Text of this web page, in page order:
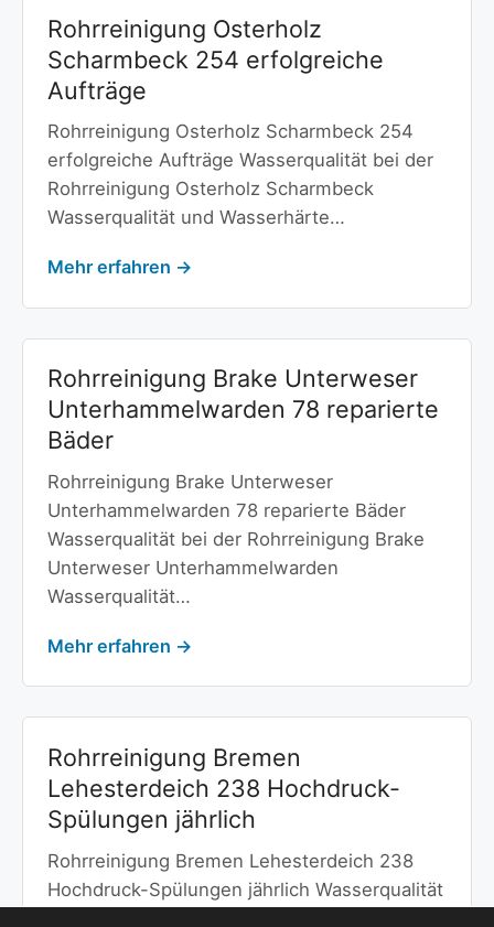
Rohrreinigung Osterholz
Scharmbeck 254 erfolgreiche
Aufträge
Rohrreinigung Osterholz Scharmbeck 254
erfolgreiche Aufträge Wasserqualität bei der
Rohrreinigung Osterholz Scharmbeck
Wasserqualität und Wasserhärte…
Mehr erfahren →
Rohrreinigung Brake Unterweser
Unterhammelwarden 78 reparierte
Bäder
Rohrreinigung Brake Unterweser
Unterhammelwarden 78 reparierte Bäder
Wasserqualität bei der Rohrreinigung Brake
Unterweser Unterhammelwarden
Wasserqualität…
Mehr erfahren →
Rohrreinigung Bremen
Lehesterdeich 238 Hochdruck-
Spülungen jährlich
Rohrreinigung Bremen Lehesterdeich 238
Hochdruck-Spülungen jährlich Wasserqualität